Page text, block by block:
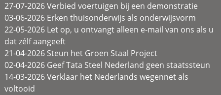
27-07-2026 Verbied voertuigen bij een demonstratie
03-06-2026 Erken thuisonderwijs als onderwijsvorm
22-05-2026 Let op, u ontvangt alleen e-mail van ons als u
dat zélf aangeeft
21-04-2026 Steun het Groen Staal Project
02-04-2026 Geef Tata Steel Nederland geen staatssteun
14-03-2026 Verklaar het Nederlands wegennet als
voltooid